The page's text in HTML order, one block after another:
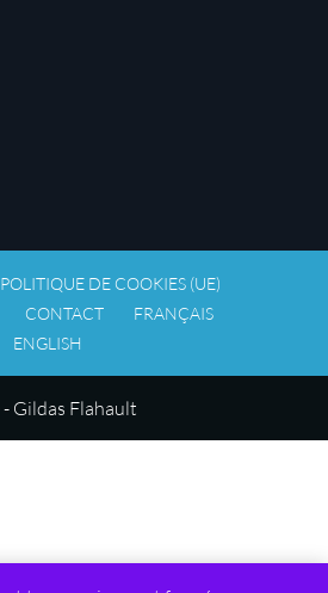
POLITIQUE DE COOKIES (UE)
CONTACT
FRANÇAIS
ENGLISH
Gildas Flahault